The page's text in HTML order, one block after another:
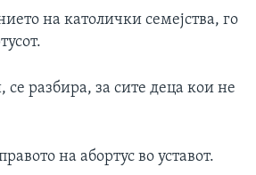
на католички семејства, го
се разбира, за сите деца кои не
на абортус во уставот.